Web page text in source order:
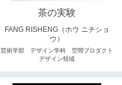
茶の実験
FANG RISHENG（ホウ ニチショ
ウ）
芸術学部 デザイン学科 空間プロダクト
デザイン領域